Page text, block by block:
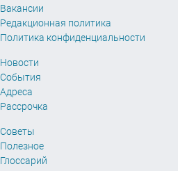
Вакансии
Редакционная политика
Политика конфиденциальности
Новости
События
Адреса
Рассрочка
Советы
Полезное
Глоссарий